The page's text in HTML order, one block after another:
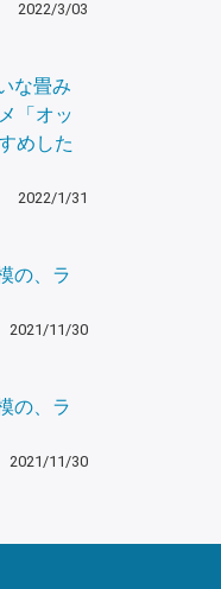
2022/3/03
な畳み
「オッ
めした
2022/1/31
の、ラ
2021/11/30
の、ラ
2021/11/30